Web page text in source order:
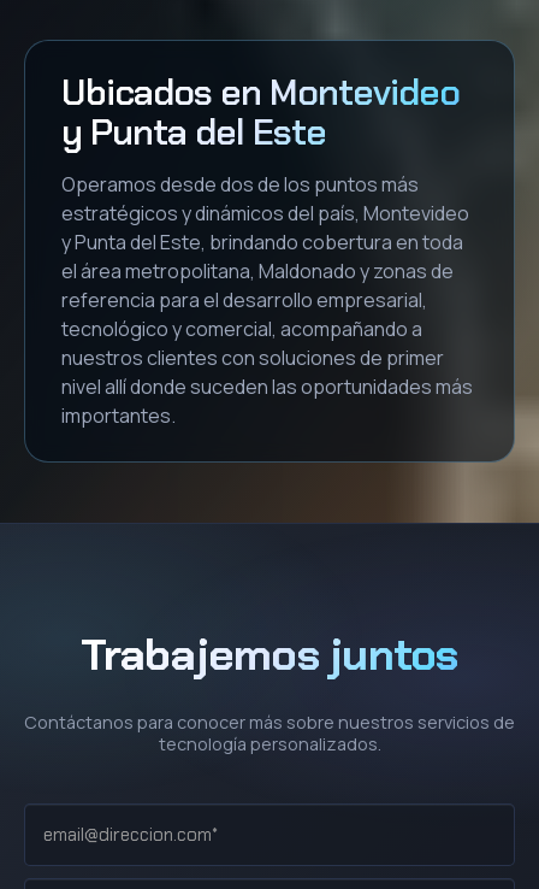
Ubicados en Montevideo
y Punta del Este
Operamos desde dos de los puntos más
estratégicos y dinámicos del país, Montevideo
y Punta del Este, brindando cobertura en toda
el área metropolitana, Maldonado y zonas de
referencia para el desarrollo empresarial,
tecnológico y comercial, acompañando a
nuestros clientes con soluciones de primer
nivel allí donde suceden las oportunidades más
importantes.
Trabajemos juntos
Contáctanos para conocer más sobre nuestros servicios de
tecnología personalizados.